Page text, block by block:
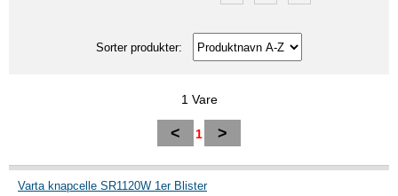
Sorter produkter:
1 Vare
< 1 >
Varta knapcelle SR1120W 1er Blister